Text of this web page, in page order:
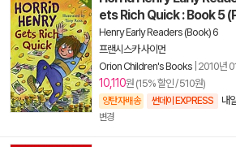
ets Rich Quick : Book 5
Henry Early Readers (Book) 6
프랜시스카 사이먼
Orion Children's Books 2010년
10,110원 (15% 할인 / 510원)
양탄자배송 썬데이 EXPRESS 내
변경